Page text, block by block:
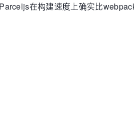
在构建速度上确实比